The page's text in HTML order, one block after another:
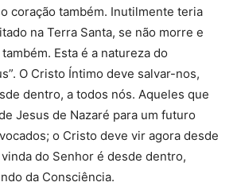
coração também. Inutilmente teria
na Terra Santa, se não morre e
Esta é a natureza do
O Cristo Íntimo deve salvar-nos,
dentro, a todos nós. Aqueles que
Jesus de Nazaré para um futuro
o Cristo deve vir agora desde
do Senhor é desde dentro,
da Consciência.